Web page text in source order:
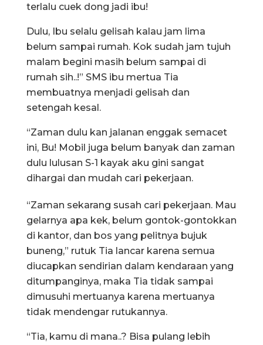
terlalu cuek dong jadi ibu!
Dulu, Ibu selalu gelisah kalau jam lima
belum sampai rumah. Kok sudah jam tujuh
malam begini masih belum sampai di
rumah sih..!” SMS ibu mertua Tia
membuatnya menjadi gelisah dan
setengah kesal.
“Zaman dulu kan jalanan enggak semacet
ini, Bu! Mobil juga belum banyak dan zaman
dulu lulusan S-1 kayak aku gini sangat
dihargai dan mudah cari pekerjaan.
“Zaman sekarang susah cari pekerjaan. Mau
gelarnya apa kek, belum gontok-gontokkan
di kantor, dan bos yang pelitnya bujuk
buneng,” rutuk Tia lancar karena semua
diucapkan sendirian dalam kendaraan yang
ditumpanginya, maka Tia tidak sampai
dimusuhi mertuanya karena mertuanya
tidak mendengar rutukannya.
“Tia, kamu di mana..? Bisa pulang lebih